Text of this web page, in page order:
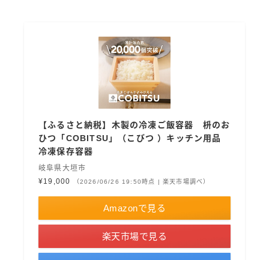
【ふるさと納税】木製の冷凍ご飯容器 枡のお
ひつ「COBITSU」（こびつ ）キッチン用品
冷凍保存容器
岐阜県大垣市
¥19,000
（2026/06/26 19:50時点 | 楽天市場調べ）
Amazonで見る
楽天市場で見る